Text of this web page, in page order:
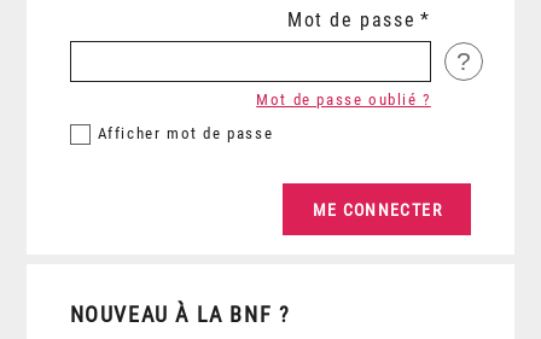
Mot de passe
?
Afficher mot de passe
Mot de passe oublié ?
NOUVEAU À LA BNF ?